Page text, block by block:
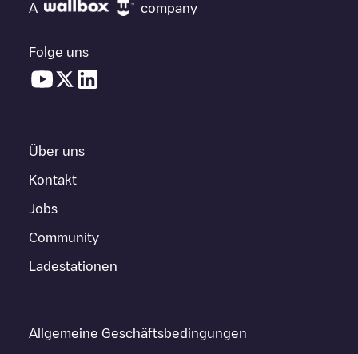
A company
Folge uns
Über uns
Kontakt
Jobs
Community
Ladestationen
Allgemeine Geschäftsbedingungen